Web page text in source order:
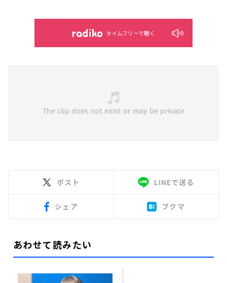
タイムフリーで聴く
ポスト LINEで送る
シェア ブクマ
あわせて読みたい